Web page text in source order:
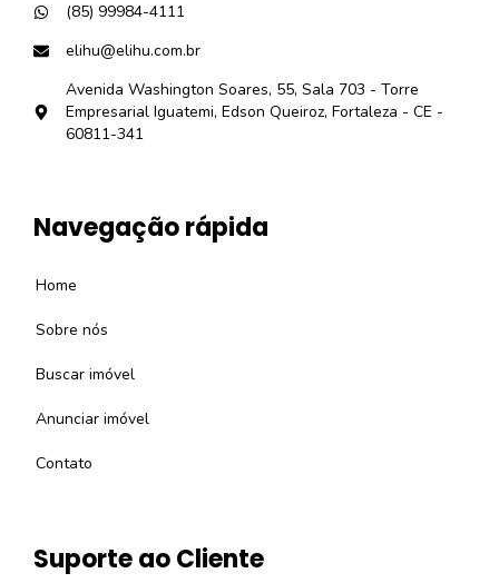
(85) 99984-4111
elihu@elihu.com.br
Avenida Washington Soares, 55, Sala 703 - Torre
Empresarial Iguatemi, Edson Queiroz, Fortaleza - CE -
60811-341
Navegação rápida
Home
Sobre nós
Buscar imóvel
Anunciar imóvel
Contato
Suporte ao Cliente